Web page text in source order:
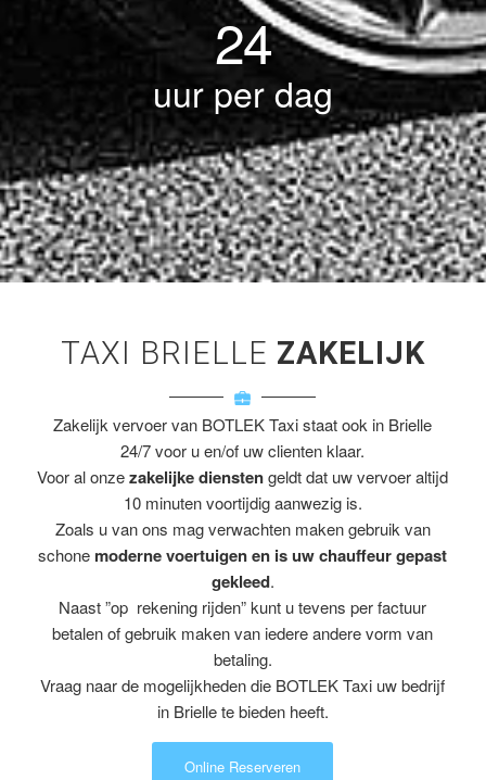
24
uur per dag
TAXI BRIELLE ZAKELIJK
Zakelijk vervoer van BOTLEK Taxi staat ook in Brielle
24/7 voor u en/of uw clienten klaar.
Voor al onzezakelijke dienstengeldt dat uw vervoer altijd
10 minuten voortijdig aanwezig is.
Zoals u van ons mag verwachten maken gebruik van
schone moderne voertuigen en is uw chauffeur gepast
gekleed.
Naast ”op rekening rijden” kunt u tevens per factuur
betalen of gebruik maken van iedere andere vorm van
betaling.
Vraag naar de mogelijkheden die BOTLEK Taxi uw bedrijf
in Brielle te bieden heeft.
Online Reserveren